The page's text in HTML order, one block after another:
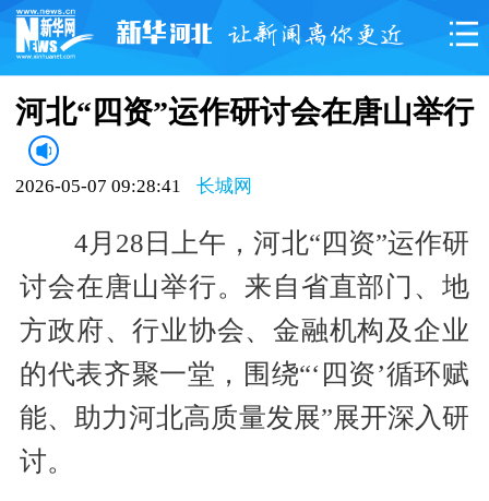
河北“四资”运作研讨会在唐山举行
2026-05-07 09:28:41 长城网
4月28日上午，河北“四资”运作研
讨会在唐山举行。来自省直部门、地
方政府、行业协会、金融机构及企业
的代表齐聚一堂，围绕“‘四资’循环赋
能、助力河北高质量发展”展开深入研
讨。